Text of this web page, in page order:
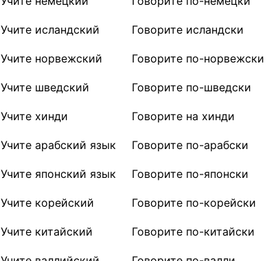
Учите исландский
Учите норвежский
Учите шведский
Учите хинди
Учите арабский язык
Учите японский язык
Учите корейский
Учите китайский
Говорите исландски
Говорите по-норвежски
Говорите по-шведски
Говорите на хинди
Говорите по-арабски
Говорите по-японски
Говорите по-корейски
Говорите по-китайски